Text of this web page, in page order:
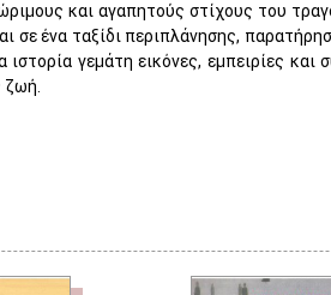
και αγαπητούς στίχους του
σε ένα ταξίδι περιπλάνησης,
ιστορία γεμάτη εικόνες, εμπειρίες
ζωή.